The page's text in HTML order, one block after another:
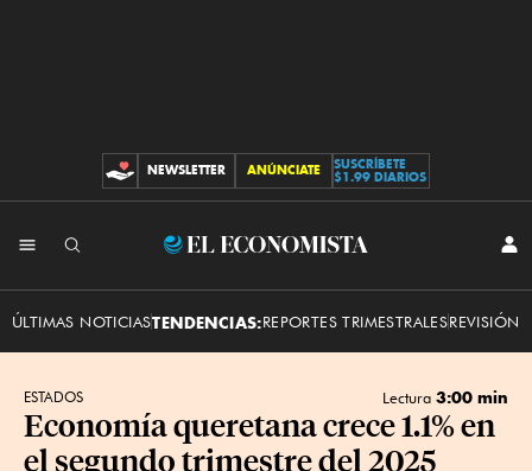
CONTRIBUCIONES
NEWSLETTER ANÚNCIATE
SUSCRÍBETE
$1.99 DIARIOS
El
ÚLTIMAS NOTICIASTENDENCIAS:REPORTES TRIMESTRALESREVISIÓN
ESTADOS Lectura 3:00 min
Economía queretana crece 1.1% en
el segundo trimestre del 2025